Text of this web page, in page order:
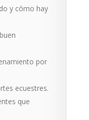
y cómo hay
por
ecuestres.
que